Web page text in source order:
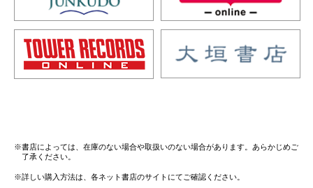
※書店によっては、在庫のない場合や取扱いのない場合があります。あらかじめご
了承ください。
※詳しい購入方法は、各ネット書店のサイトにてご確認ください。